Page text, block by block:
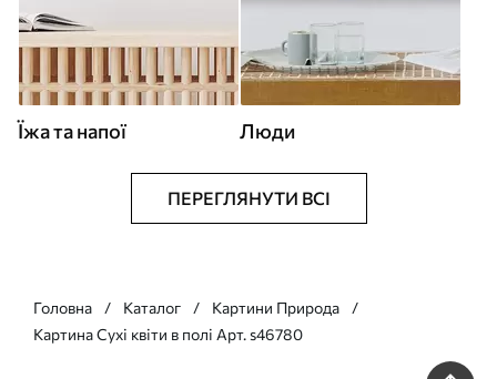
Їжа та напої Люди
ПЕРЕГЛЯНУТИ ВСІ
Головна Каталог
Картини Природа
Картина Сухі квіти в полі Арт. s46780